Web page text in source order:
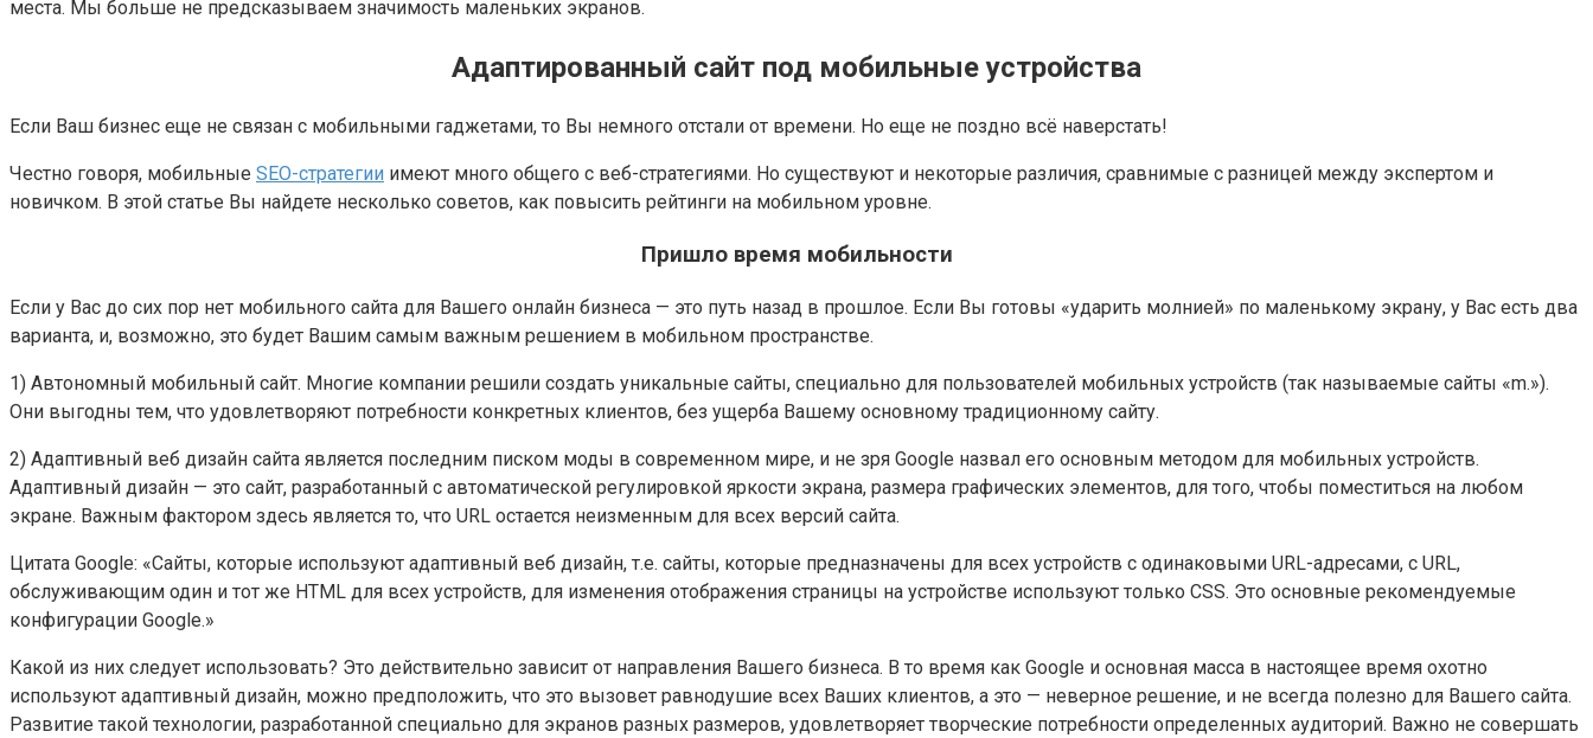
места. Мы больше не предсказываем значимость маленьких экранов.
Адаптированный сайт под мобильные устройства
Если Ваш бизнес еще не связан с мобильными гаджетами, то Вы немного отстали от времени. Но еще не поздно всё наверстать!
Честно говоря, мобильные SEO-стратегии имеют много общего с веб-стратегиями. Но существуют и некоторые различия, сравнимые с разницей между экспертом и
новичком. В этой статье Вы найдете несколько советов, как повысить рейтинги на мобильном уровне.
Пришло время мобильности
Если у Вас до сих пор нет мобильного сайта для Вашего онлайн бизнеса — это путь назад в прошлое. Если Вы готовы «ударить молнией» по маленькому экрану, у Вас есть два
варианта, и, возможно, это будет Вашим самым важным решением в мобильном пространстве.
1) Автономный мобильный сайт. Многие компании решили создать уникальные сайты, специально для пользователей мобильных устройств (так называемые сайты «m.»).
Они выгодны тем, что удовлетворяют потребности конкретных клиентов, без ущерба Вашему основному традиционному сайту.
2) Адаптивный веб дизайн сайта является последним писком моды в современном мире, и не зря Google назвал его основным методом для мобильных устройств.
Адаптивный дизайн — это сайт, разработанный с автоматической регулировкой яркости экрана, размера графических элементов, для того, чтобы поместиться на любом
экране. Важным фактором здесь является то, что URL остается неизменным для всех версий сайта.
Цитата Google: «Сайты, которые используют адаптивный веб дизайн, т.е. сайты, которые предназначены для всех устройств с одинаковыми URL-адресами, с URL,
обслуживающим один и тот же HTML для всех устройств, для изменения отображения страницы на устройстве используют только CSS. Это основные рекомендуемые
конфигурации Google.»
Какой из них следует использовать? Это действительно зависит от направления Вашего бизнеса. В то время как Google и основная масса в настоящее время охотно
используют адаптивный дизайн, можно предположить, что это вызовет равнодушие всех Ваших клиентов, а это — неверное решение, и не всегда полезно для Вашего сайта.
Развитие такой технологии, разработанной специально для экранов разных размеров, удовлетворяет творческие потребности определенных аудиторий. Важно не совершать